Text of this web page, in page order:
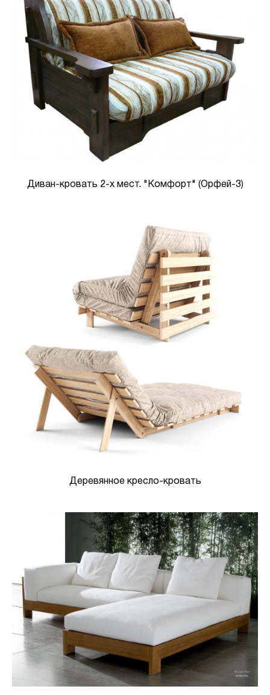
Диван-кровать 2-х мест. "Комфорт" (Орфей-3)
Деревянное кресло-кровать